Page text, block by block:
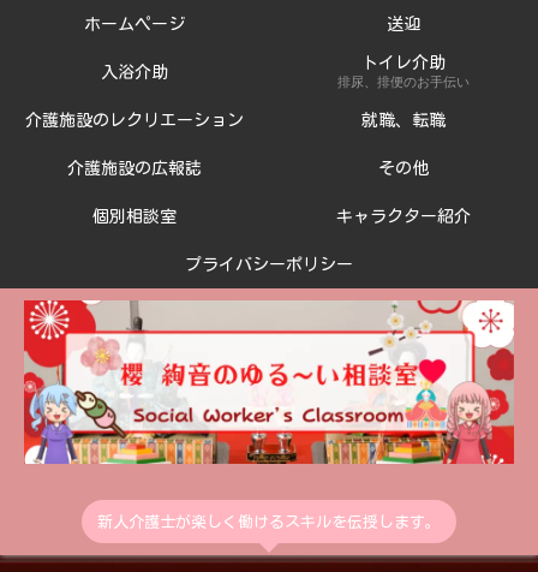
新人介護士が楽しく働けるスキルを伝授します。
ホームページ 送迎
入浴介助
トイレ介助
排尿、排便のお手伝い
介護施設のレクリエーション 就職、転職
介護施設の広報誌 その他
個別相談室 キャラクター紹介
プライバシーポリシー